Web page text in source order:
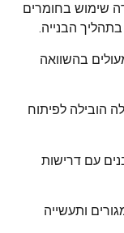
שימוש בחומרים
הבנייה.
בהשוואה
הובילה לפיתוח
עם דרישות
ותעשייה